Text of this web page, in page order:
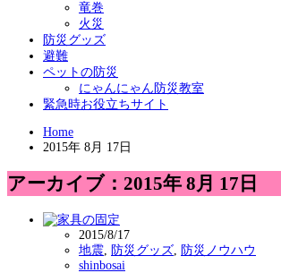
竜巻
火災
防災グッズ
避難
ペットの防災
にゃんにゃん防災教室
緊急時お役立ちサイト
Home
2015年 8月 17日
アーカイブ：2015年 8月 17日
2015/8/17
地震
防災グッズ
防災ノウハウ
shinbosai